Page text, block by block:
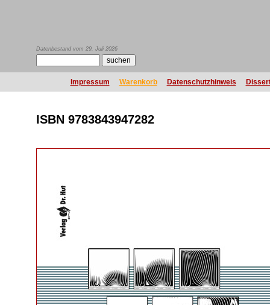
Datenbestand vom 29. Juli 2026
Impressum Warenkorb Datenschutzhinweis
ISBN 9783843947282